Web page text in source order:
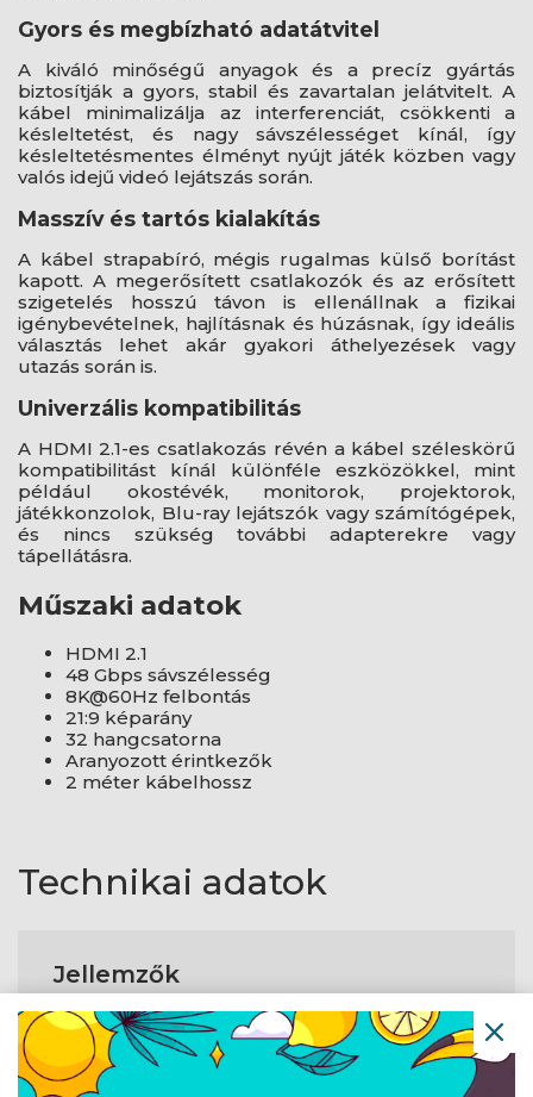
Gyors és megbízható adatátvitel
A kiváló minőségű anyagok és a precíz gyártás
biztosítják a gyors, stabil és zavartalan jelátvitelt. A
kábel minimalizálja az interferenciát, csökkenti a
késleltetést, és nagy sávszélességet kínál, így
késleltetésmentes élményt nyújt játék közben vagy
valós idejű videó lejátszás során.
Masszív és tartós kialakítás
A kábel strapabíró, mégis rugalmas külső borítást
kapott. A megerősített csatlakozók és az erősített
szigetelés hosszú távon is ellenállnak a fizikai
igénybevételnek, hajlításnak és húzásnak, így ideális
választás lehet akár gyakori áthelyezések vagy
utazás során is.
Univerzális kompatibilitás
A HDMI 2.1-es csatlakozás révén a kábel széleskörű
kompatibilitást kínál különféle eszközökkel, mint
például okostévék, monitorok, projektorok,
játékkonzolok, Blu-ray lejátszók vagy számítógépek,
és nincs szükség további adapterekre vagy
tápellátásra.
Műszaki adatok
HDMI 2.1
48 Gbps sávszélesség
8K@60Hz felbontás
21:9 képarány
32 hangcsatorna
Aranyozott érintkezők
2 méter kábelhossz
Technikai adatok
Jellemzők
Kábelhosszúság
2 m
HDMI-verzió